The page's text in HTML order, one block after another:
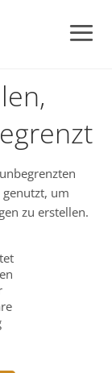
um
zu erstellen.